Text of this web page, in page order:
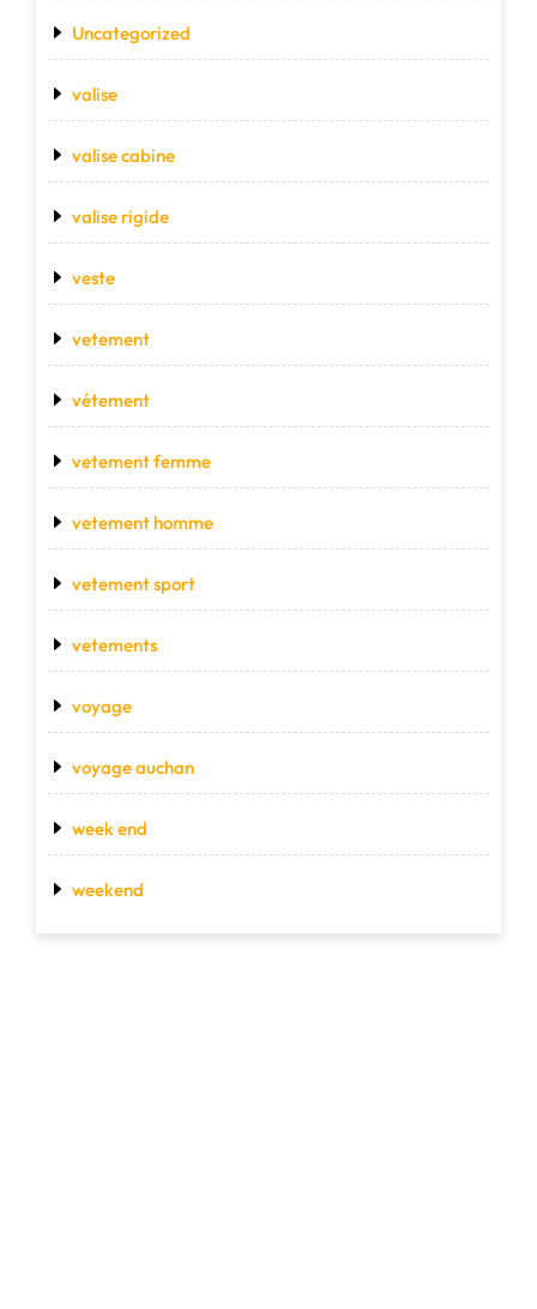
Uncategorized
valise
valise cabine
valise rigide
veste
vetement
vétement
vetement femme
vetement homme
vetement sport
vetements
voyage
voyage auchan
week end
weekend